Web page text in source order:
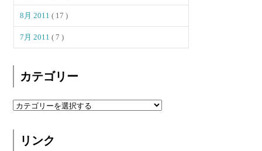
8月 2011( 17 )
7月 2011( 7 )
カテゴリー
リンク